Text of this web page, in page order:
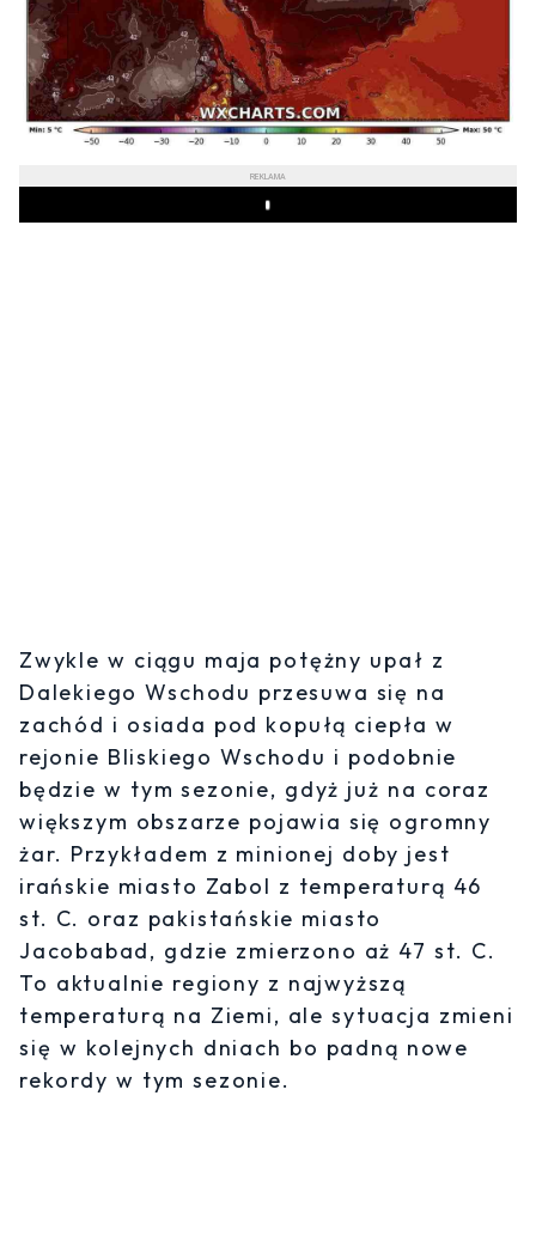
REKLAMA
Play
Zwykle w ciągu maja potężny upał z
Dalekiego Wschodu przesuwa się na
zachód i osiada pod kopułą ciepła w
rejonie Bliskiego Wschodu i podobnie
będzie w tym sezonie, gdyż już na coraz
większym obszarze pojawia się ogromny
żar. Przykładem z minionej doby jest
irańskie miasto Zabol z temperaturą 46
st. C. oraz pakistańskie miasto
Jacobabad, gdzie zmierzono aż 47 st. C.
To aktualnie regiony z najwyższą
temperaturą na Ziemi, ale sytuacja zmieni
się w kolejnych dniach bo padną nowe
rekordy w tym sezonie.